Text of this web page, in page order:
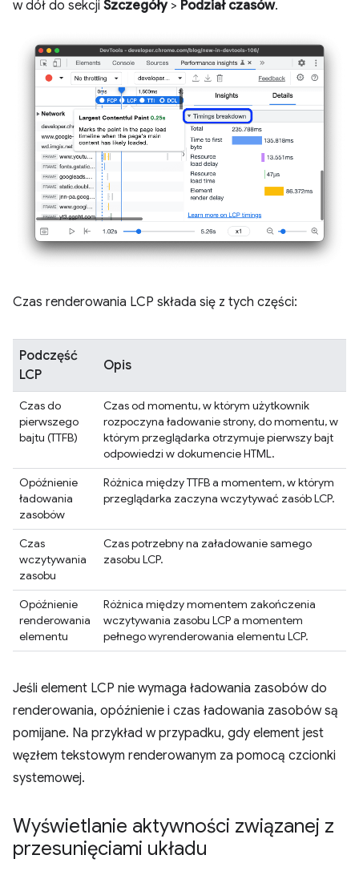
w dół do sekcji Szczegóły> Podział czasów.
Czas renderowania LCP składa się z tych części:
Podczęść
LCP
Opis
Czas do
pierwszego
bajtu (TTFB)
Czas od momentu, w którym użytkownik
rozpoczyna ładowanie strony, do momentu, w
którym przeglądarka otrzymuje pierwszy bajt
odpowiedzi w dokumencie HTML.
Opóźnienie
ładowania
zasobów
Różnica między TTFB a momentem, w którym
przeglądarka zaczyna wczytywać zasób LCP.
Czas
wczytywania
zasobu
Czas potrzebny na załadowanie samego
zasobu LCP.
Opóźnienie
renderowania
elementu
Różnica między momentem zakończenia
wczytywania zasobu LCP a momentem
pełnego wyrenderowania elementu LCP.
Jeśli element LCP nie wymaga ładowania zasobów do
renderowania, opóźnienie i czas ładowania zasobów są
pomijane. Na przykład w przypadku, gdy element jest
węzłem tekstowym renderowanym za pomocą czcionki
systemowej.
Wyświetlanie aktywności związanej z
przesunięciami układu